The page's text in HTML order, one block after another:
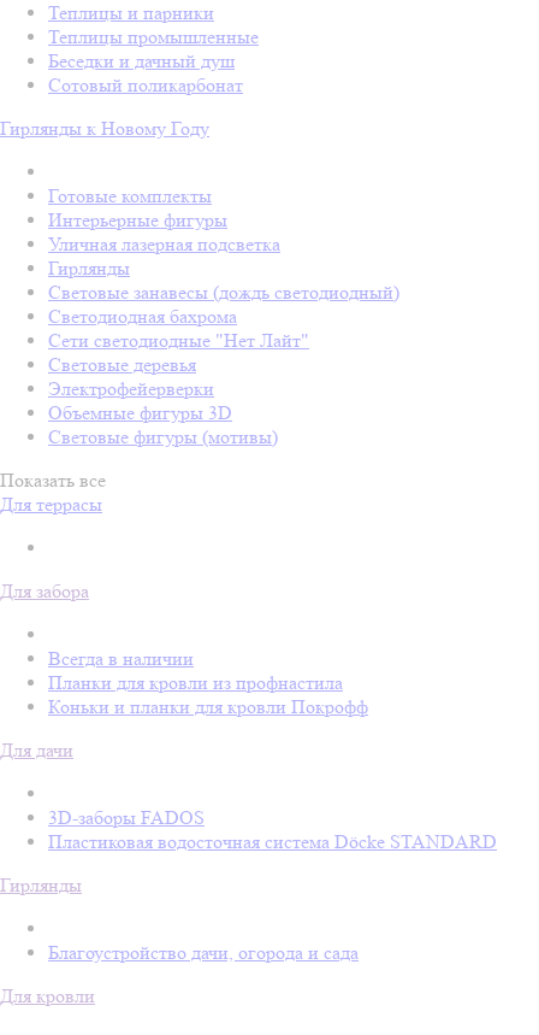
Теплицы и парники
Теплицы промышленные
Беседки и дачный душ
Сотовый поликарбонат
Гирлянды к Новому Году
Готовые комплекты
Интерьерные фигуры
Уличная лазерная подсветка
Гирлянды
Световые занавесы (дождь светодиодный)
Светодиодная бахрома
Сети светодиодные "Нет Лайт"
Световые деревья
Электрофейерверки
Объемные фигуры 3D
Световые фигуры (мотивы)
Показать все
Для террасы
Для забора
Всегда в наличии
Планки для кровли из профнастила
Коньки и планки для кровли Покрофф
Для дачи
3D-заборы FADOS
Пластиковая водосточная система Döcke STANDARD
Гирлянды
Благоустройство дачи, огорода и сада
Для кровли